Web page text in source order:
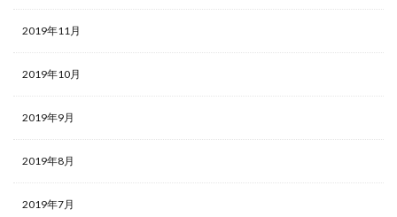
2019年11月
2019年10月
2019年9月
2019年8月
2019年7月